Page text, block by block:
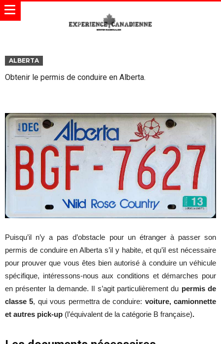
ALBERTA
Obtenir le permis de conduire en Alberta.
Puisqu’il n’y a pas d’obstacle pour un étranger à passer son
permis de conduire en Alberta s’il y habite, et qu’il est nécessaire
pour prouver que vous êtes bien autorisé à conduire un véhicule
spécifique, intéressons-nous aux conditions et démarches pour
en présenter la demande. Il s’agit particulièrement du permis de
classe 5, qui vous permettra de conduire: voiture, camionnette
et autres pick-up (l’équivalent de la catégorie B française).